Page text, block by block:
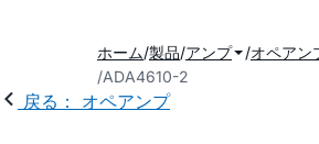
ホーム 製品 アンプ
オペアン
ADA4610-2
戻る： オペアンプ